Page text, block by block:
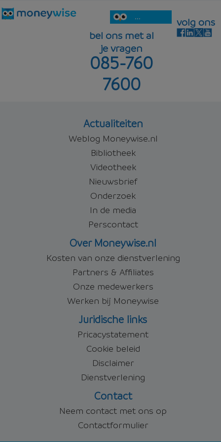
...
bel ons met al
je vragen
085-760
7600
volg ons
Actualiteiten
Weblog Moneywise.nl
Bibliotheek
Videotheek
Nieuwsbrief
Onderzoek
In de media
Perscontact
Over Moneywise.nl
Kosten van onze dienstverlening
Partners & Affiliates
Onze medewerkers
Werken bij Moneywise
Juridische links
Pricacystatement
Cookie beleid
Disclaimer
Dienstverlening
Contact
Neem contact met ons op
Contactformulier